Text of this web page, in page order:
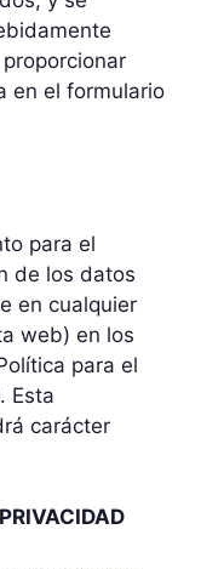
en el formulario
para el
de los datos
en cualquier
web) en los
para el
Esta
carácter